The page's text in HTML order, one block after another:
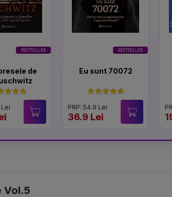
BESTSELLER
de
Lei
BESTSELLER
Eu sunt 70072
PRP: 54.9 Lei
36.9 Lei
Vol.5